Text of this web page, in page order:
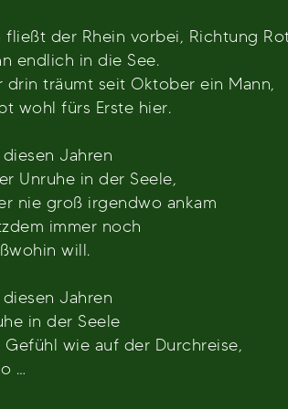
fließt der Rhein vorbei, Richtung
endlich in die See.
drin träumt seit Oktober ein Mann,
wohl fürs Erste hier.
Jahren
Unruhe in der Seele,
nie groß irgendwo ankam
immer noch
will.
Jahren
in der Seele
Gefühl wie auf der Durchreise,
…